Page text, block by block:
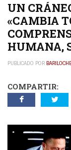
UN
«CAMBIA
HUMANA,
PUBLICADO POR
COMPARTIR: